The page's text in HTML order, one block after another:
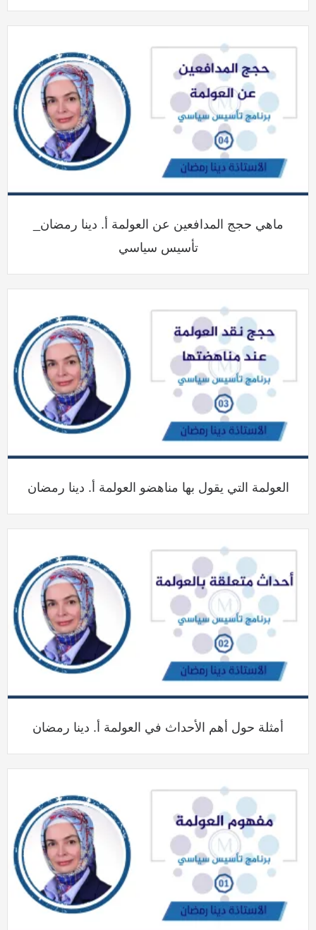
ماهي حجج المدافعين عن العولمة أ. دينا رمضان_
تأسيس سياسي
العولمة التي يقول بها مناهضو العولمة أ. دينا رمضان
أمثلة حول أهم الأحداث في العولمة أ. دينا رمضان